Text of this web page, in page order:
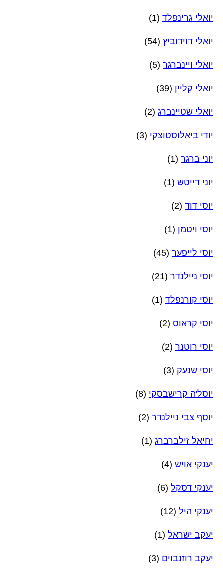
יואלי גרינפלד (1)
יואלי דוידוביץ (54)
יואלי ויינברגר (5)
יואלי קליין (39)
יואלי שטיינברג (2)
יודי ביאלוסטוצקי (3)
יוני ברגר (1)
יוני דייטש (1)
יוסי דוד (2)
יוסי ויטמן (1)
יוסי לייפער (45)
יוסי ניילנדר (21)
יוסי קורנפלד (1)
יוסי קראוס (2)
יוסי רוטנר (2)
יוסי שנעק (3)
יוסל'ה קרישבסקי (8)
יוסף צבי ניילנדר (2)
יחיאל זילברברג (1)
יענקי אויש (4)
יענקי דסקל (6)
יענקי היל (12)
יעקב ישראל (1)
יעקב רוזנבוים (3)